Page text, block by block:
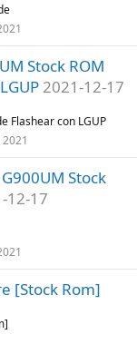
Stock ROM
2021-12-17
Flashear con LGUP
Stock
12-17
[Stock Rom]